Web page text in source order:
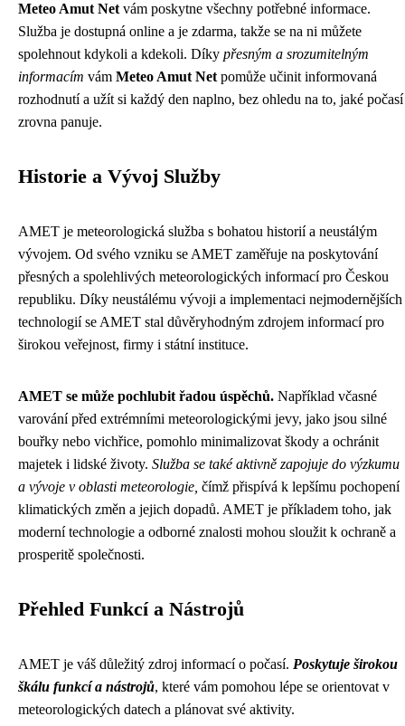
Meteo Amut Net vám poskytne všechny potřebné informace.
Služba je dostupná online a je zdarma, takže se na ni můžete
spolehnout kdykoli a kdekoli. Díky přesným a srozumitelným
informacím vám Meteo Amut Net pomůže učinit informovaná
rozhodnutí a užít si každý den naplno, bez ohledu na to, jaké počasí
zrovna panuje.
Historie a Vývoj Služby
AMET je meteorologická služba s bohatou historií a neustálým
vývojem. Od svého vzniku se AMET zaměřuje na poskytování
přesných a spolehlivých meteorologických informací pro Českou
republiku. Díky neustálému vývoji a implementaci nejmodernějších
technologií se AMET stal důvěryhodným zdrojem informací pro
širokou veřejnost, firmy i státní instituce.
AMET se může pochlubit řadou úspěchů. Například včasné
varování před extrémními meteorologickými jevy, jako jsou silné
bouřky nebo vichřice, pomohlo minimalizovat škody a ochránit
majetek i lidské životy. Služba se také aktivně zapojuje do výzkumu
a vývoje v oblasti meteorologie, čímž přispívá k lepšímu pochopení
klimatických změn a jejich dopadů. AMET je příkladem toho, jak
moderní technologie a odborné znalosti mohou sloužit k ochraně a
prosperitě společnosti.
Přehled Funkcí a Nástrojů
AMET je váš důležitý zdroj informací o počasí. Poskytuje širokou
škálu funkcí a nástrojů, které vám pomohou lépe se orientovat v
meteorologických datech a plánovat své aktivity.